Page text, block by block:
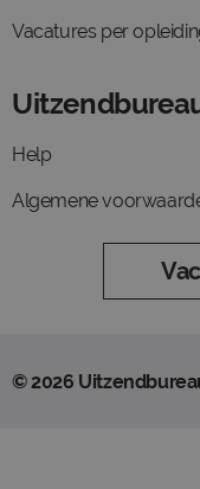
Vacatures per
Help
Algemene
© 2026